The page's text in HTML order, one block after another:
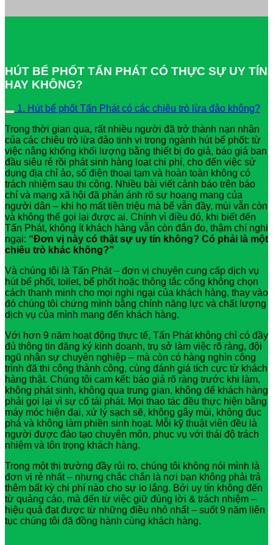
HÚT BỂ PHỐT TẤN PHÁT CÓ THỰC SỰ UY TÍN
HAY KHÔNG?
1. Hút bể phốt Tấn Phát có các chiêu trò lừa đảo không?
Trong thời gian qua, rất nhiều người đã trở thành nạn nhân
của các chiêu trò lừa đảo tinh vi trong ngành hút bể phốt: từ
việc nâng khống khối lượng bằng thiết bị đo giả, báo giá ban
đầu siêu rẻ rồi phát sinh hàng loạt chi phí, cho đến việc sử
dụng địa chỉ ảo, số điện thoại tạm và hoàn toàn không có
trách nhiệm sau thi công. Nhiều bài viết cảnh báo trên báo
chí và mạng xã hội đã phản ánh rõ sự hoang mang của
người dân – khi họ mất tiền triệu mà bể vẫn đầy, mùi vẫn còn
và không thể gọi lại được ai. Chính vì điều đó, khi biết đến
Tấn Phát, không ít khách hàng vẫn còn đắn đo, thậm chí nghi
ngại: “Đơn vị này có thật sự uy tín không? Có phải là một
chiêu trò khác không?”
Và chúng tôi là Tấn Phát – đơn vị chuyên cung cấp dịch vụ
hút bể phốt, toilet, bể phốt hoặc thông tắc cống không chọn
cách thanh minh cho mọi nghi ngại của khách hàng, thay vào
đó chúng tôi chứng mình bằng chính năng lực và chất lượng
dịch vụ của mình mang đến khách hàng.
Với hơn 9 năm hoạt động thực tế, Tấn Phát không chỉ có đầy
đủ thông tin đăng ký kinh doanh, trụ sở làm việc rõ ràng, đội
ngũ nhân sự chuyên nghiệp – mà còn có hàng nghìn công
trình đã thi công thành công, cùng đánh giá tích cực từ khách
hàng thật. Chúng tôi cam kết: báo giá rõ ràng trước khi làm,
không phát sinh, không qua trung gian, không để khách hàng
phải gọi lại vì sự cố tái phát. Mọi thao tác đều thực hiện bằng
máy móc hiện đại, xử lý sạch sẽ, không gây mùi, không đục
phá và không làm phiền sinh hoạt. Mỗi kỹ thuật viên đều là
người được đào tạo chuyên môn, phục vụ với thái độ trách
nhiệm và tôn trọng khách hàng.
Trong một thị trường đầy rủi ro, chúng tôi không nói mình là
đơn vị rẻ nhất – nhưng chắc chắn là nơi bạn không phải trả
thêm bất kỳ chi phí nào cho sự lo lắng. Bởi uy tín không đến
từ quảng cáo, mà đến từ việc giữ đúng lời & trách nhiệm –
hiệu quả đạt được từ những điều nhỏ nhất – suốt 9 năm liên
tục chúng tôi đã đồng hành cùng khách hàng.